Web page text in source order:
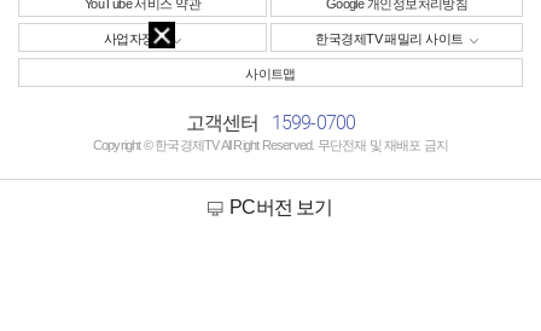
YouTube 서비스 약관 Google 개인정보처리방침
사업자정보 한국경제TV 패밀리 사이트
사이트맵
고객센터 1599-0700
Copyright © 한국경제TV All Right Reserved. 무단전재 및 재배포 금지
PC버전 보기